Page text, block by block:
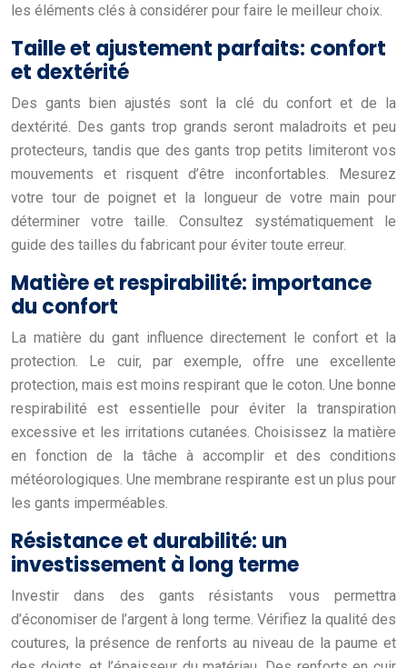
les éléments clés à considérer pour faire le meilleur choix.
Taille et ajustement parfaits: confort
et dextérité
Des gants bien ajustés sont la clé du confort et de la
dextérité. Des gants trop grands seront maladroits et peu
protecteurs, tandis que des gants trop petits limiteront vos
mouvements et risquent d’être inconfortables. Mesurez
votre tour de poignet et la longueur de votre main pour
déterminer votre taille. Consultez systématiquement le
guide des tailles du fabricant pour éviter toute erreur.
Matière et respirabilité: importance
du confort
La matière du gant influence directement le confort et la
protection. Le cuir, par exemple, offre une excellente
protection, mais est moins respirant que le coton. Une bonne
respirabilité est essentielle pour éviter la transpiration
excessive et les irritations cutanées. Choisissez la matière
en fonction de la tâche à accomplir et des conditions
météorologiques. Une membrane respirante est un plus pour
les gants imperméables.
Résistance et durabilité: un
investissement à long terme
Investir dans des gants résistants vous permettra
d’économiser de l’argent à long terme. Vérifiez la qualité des
coutures, la présence de renforts au niveau de la paume et